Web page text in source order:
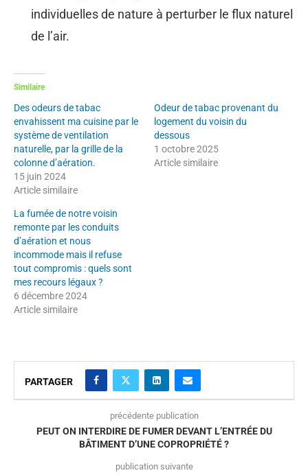
individuelles de nature à perturber le flux naturel
de l’air.
Similaire
Des odeurs de tabac
envahissent ma cuisine par le
système de ventilation
naturelle, par la grille de la
colonne d’aération.
15 juin 2024
Article similaire
Odeur de tabac provenant du
logement du voisin du
dessous
1 octobre 2025
Article similaire
La fumée de notre voisin
remonte par les conduits
d’aération et nous
incommode mais il refuse
tout compromis : quels sont
mes recours légaux ?
6 décembre 2024
Article similaire
PARTAGER
précédente publication
PEUT ON INTERDIRE DE FUMER DEVANT L’ENTRÉE DU
BÂTIMENT D’UNE COPROPRIÉTÉ ?
publication suivante